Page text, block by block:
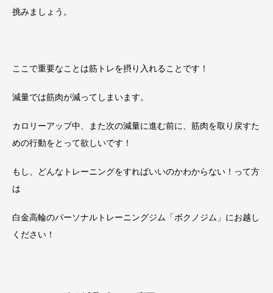
挑みましょう。
ここで重要なことは筋トレを摂り入れることです！
減量では筋肉が減ってしまいます。
カロリーアップ中、また次の減量に進む前に、筋肉を取り戻すた
めの行動をとって欲しいです！
もし、どんなトレーニングをすればいいのかわからない！って方
は
白金高輪のパーソナルトレーニングジム「ボクノジム」にお越し
ください！